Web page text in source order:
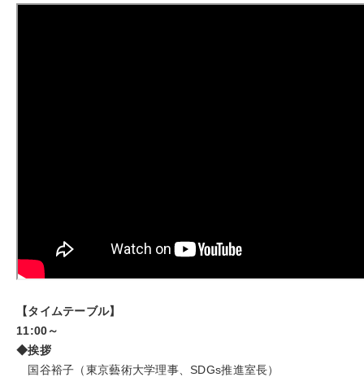
【タイムテーブル】
11:00～
◆挨拶
国谷裕子（東京藝術大学理事、SDGs推進室長）